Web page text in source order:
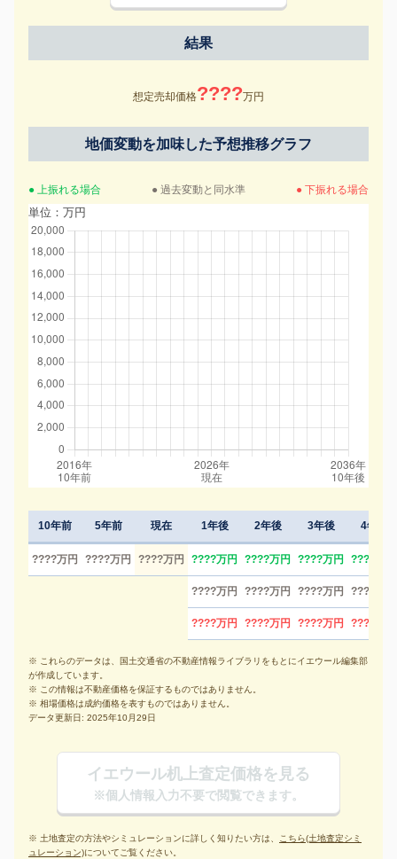
結果
想定売却価格????万円
地価変動を加味した予想推移グラフ
● 上振れる場合 ● 過去変動と同水準 ● 下振れる場合
単位：万円
10年前 5年前 現在
????万円 ????万円 ????万円
1年後 2年後 3年後 4年後
????万円 ????万円 ????万円 ????万円
????万円 ????万円 ????万円 ????万円
????万円 ????万円 ????万円 ????万円
※ これらのデータは、国土交通省の不動産情報ライブラリをもとにイエウール編集部
が作成しています。
※ この情報は不動産価格を保証するものではありません。
※ 相場価格は成約価格を表すものではありません。
データ更新日: 2025年10月29日
イエウール机上査定価格を見る
※個人情報入力不要で閲覧できます。
※ 土地査定の方法やシミュレーションに詳しく知りたい方は、 こちら(土地査定シミ
ュレーション)についてご覧ください。